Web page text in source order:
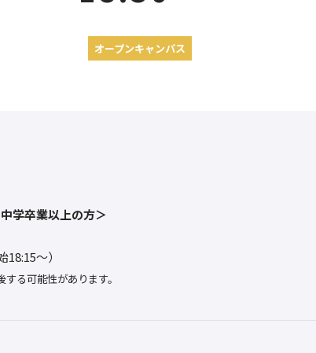
オープンキャンパス
学卒業以上の方＞
～）
る可能性があります。